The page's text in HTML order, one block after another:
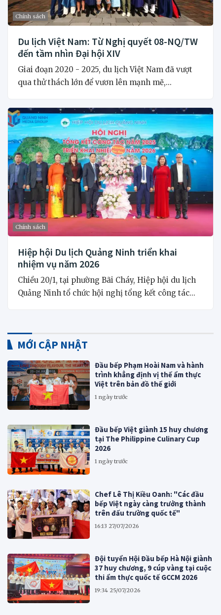
Chính sách
Du lịch Việt Nam: Từ Nghị quyết 08-NQ/TW
đến tầm nhìn Đại hội XIV
Giai đoạn 2020 - 2025, du lịch Việt Nam đã vượt
qua thử thách lớn để vươn lên mạnh mẽ,...
Chính sách
Hiệp hội Du lịch Quảng Ninh triển khai
nhiệm vụ năm 2026
Chiều 20/1, tại phường Bãi Cháy, Hiệp hội du lịch
Quảng Ninh tổ chức hội nghị tổng kết công tác...
MỚI CẬP NHẬT
Đầu bếp Phạm Hoài Nam và hành
trình khẳng định vị thế ẩm thực
Việt trên bản đồ thế giới
1 ngày trước
Đầu bếp Việt giành 15 huy chương
tại The Philippine Culinary Cup
2026
1 ngày trước
Chef Lê Thị Kiều Oanh: "Các đầu
bếp Việt ngày càng trưởng thành
trên đấu trường quốc tế"
16:13 27/07/2026
Đội tuyển Hội Đầu bếp Hà Nội giành
37 huy chương, 9 cúp vàng tại cuộc
thi ẩm thực quốc tế GCCM 2026
19:34 25/07/2026